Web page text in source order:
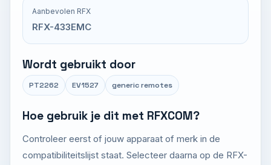
Aanbevolen RFX
RFX-433EMC
Wordt gebruikt door
PT2262 EV1527 generic remotes
Hoe gebruik je dit met RFXCOM?
Controleer eerst of jouw apparaat of merk in de
compatibiliteitslijst staat. Selecteer daarna op de RFX-